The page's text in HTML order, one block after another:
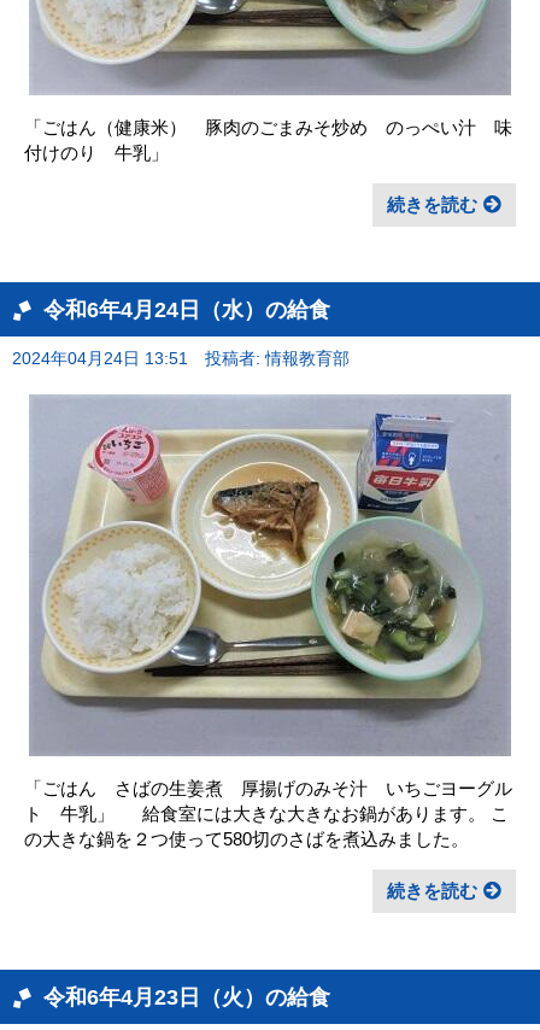
「ごはん（健康米） 豚肉のごまみそ炒め のっぺい汁 味
付けのり 牛乳」
続きを読む
令和6年4月24日（水）の給食
2024年04月24日 13:51 投稿者: 情報教育部
「ごはん さばの生姜煮 厚揚げのみそ汁 いちごヨーグル
ト 牛乳」 給食室には大きな大きなお鍋があります。 こ
の大きな鍋を２つ使って580切のさばを煮込みました。
続きを読む
令和6年4月23日（火）の給食